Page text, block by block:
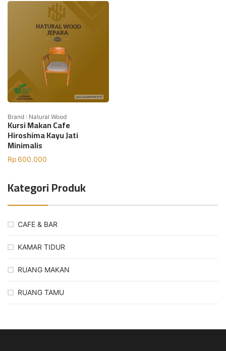
Kategori Produk
CAFE & BAR
KAMAR TIDUR
RUANG MAKAN
RUANG TAMU
Brand : Natural Wood
Kursi Makan Cafe
Hiroshima Kayu Jati
Minimalis
Rp 600.000